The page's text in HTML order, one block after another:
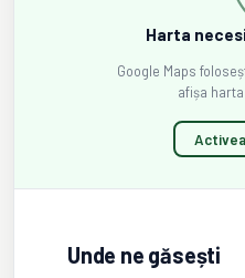
Harta
Google Maps
afișa
Unde ne găsești